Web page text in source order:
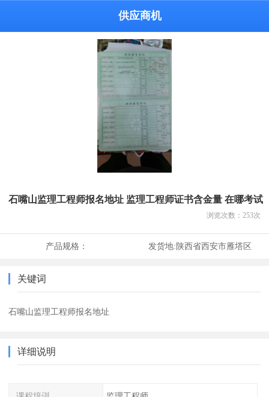
供应商机
石嘴山监理工程师报名地址 监理工程师证书含金量 在哪考试
浏览次数： 253次
产品规格： 发货地:陕西省西安市雁塔区
关键词
石嘴山监理工程师报名地址
详细说明